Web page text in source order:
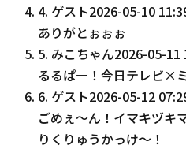
4. ゲスト2026-05-10
ありがとぉぉぉ
5. みこちゃん2026-05-11
るるぱー！今日テレビ×
6. ゲスト2026-05-12
ごめぇ〜ん！イマキヅ
りくりゅうかっけ〜！